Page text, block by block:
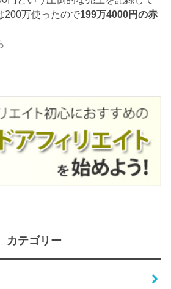
200万使ったので199万4000円の赤
カテゴリー